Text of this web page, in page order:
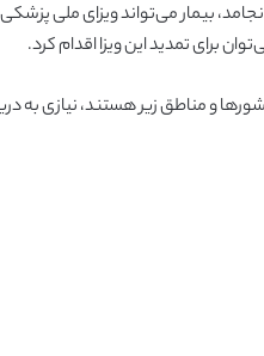
برای تمدید این ویزا اقدام کرد.
و مناطق زیر هستند، نیازی به